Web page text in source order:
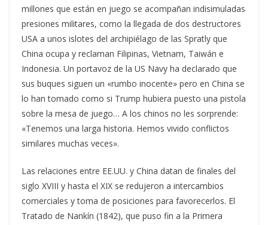
millones que están en juego se acompañan indisimuladas
presiones militares, como la llegada de dos destructores
USA a unos islotes del archipiélago de las Spratly que
China ocupa y reclaman Filipinas, Vietnam, Taiwán e
Indonesia. Un portavoz de la US Navy ha declarado que
sus buques siguen un «rumbo inocente» pero en China se
lo han tomado como si Trump hubiera puesto una pistola
sobre la mesa de juego… A los chinos no les sorprende:
«Tenemos una larga historia. Hemos vivido conflictos
similares muchas veces».
Las relaciones entre EE.UU. y China datan de finales del
siglo XVIII y hasta el XIX se redujeron a intercambios
comerciales y toma de posiciones para favorecerlos. El
Tratado de Nankín (1842), que puso fin a la Primera